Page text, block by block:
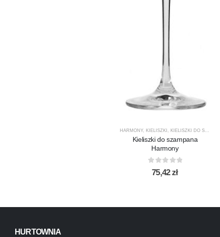
HARMONY, KIELISZKI KIELISZKI DO SZAMPANA
Kieliszki do szampana
Harmony
out of 5
75,42zł
HURTOWNIA